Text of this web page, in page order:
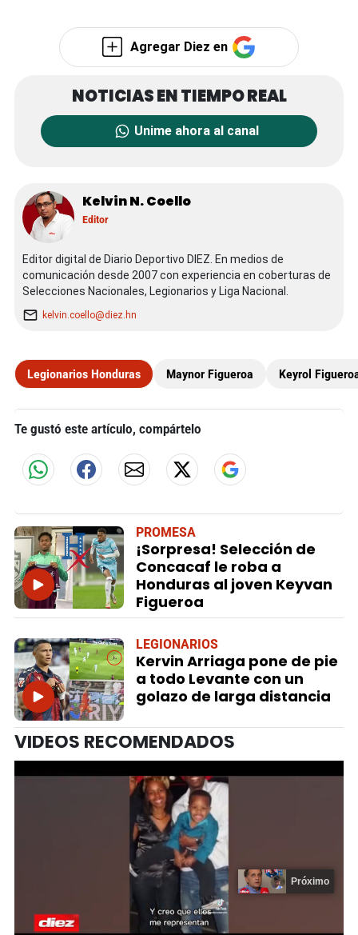
Agregar Diez en
Unime ahora al canal
Kelvin N. Coello
Editor
Editor digital de Diario Deportivo DIEZ. En medios de
comunicación desde 2007 con experiencia en coberturas de
Selecciones Nacionales, Legionarios y Liga Nacional.
kelvin.coello@diez.hn
Legionarios Honduras Maynor Figueroa Keyrol
Te gustó este artículo, compártelo
PROMESA
¡Sorpresa! Selección de
Concacaf le roba a
Honduras al joven Keyvan
Figueroa
LEGIONARIOS
Kervin Arriaga pone de pie
a todo Levante con un
golazo de larga distancia
VIDEOS RECOMENDADOS
Próximo